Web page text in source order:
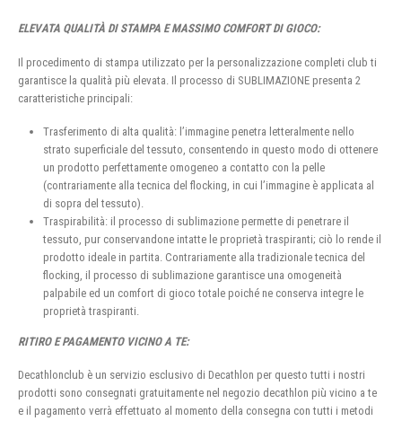
ELEVATA QUALITÀ DI STAMPA E MASSIMO COMFORT DI GIOCO:
Il procedimento di stampa utilizzato per la personalizzazione completi club ti
garantisce la qualità più elevata. Il processo di SUBLIMAZIONE presenta 2
caratteristiche principali:
Trasferimento di alta qualità: l’immagine penetra letteralmente nello
strato superficiale del tessuto, consentendo in questo modo di ottenere
un prodotto perfettamente omogeneo a contatto con la pelle
(contrariamente alla tecnica del flocking, in cui l’immagine è applicata al
di sopra del tessuto).
Traspirabilità: il processo di sublimazione permette di penetrare il
tessuto, pur conservandone intatte le proprietà traspiranti; ciò lo rende il
prodotto ideale in partita. Contrariamente alla tradizionale tecnica del
flocking, il processo di sublimazione garantisce una omogeneità
palpabile ed un comfort di gioco totale poiché ne conserva integre le
proprietà traspiranti.
RITIRO E PAGAMENTO VICINO A TE:
Decathlonclub è un servizio esclusivo di Decathlon per questo tutti i nostri
prodotti sono consegnati gratuitamente nel negozio decathlon più vicino a te
e il pagamento verrà effettuato al momento della consegna con tutti i metodi